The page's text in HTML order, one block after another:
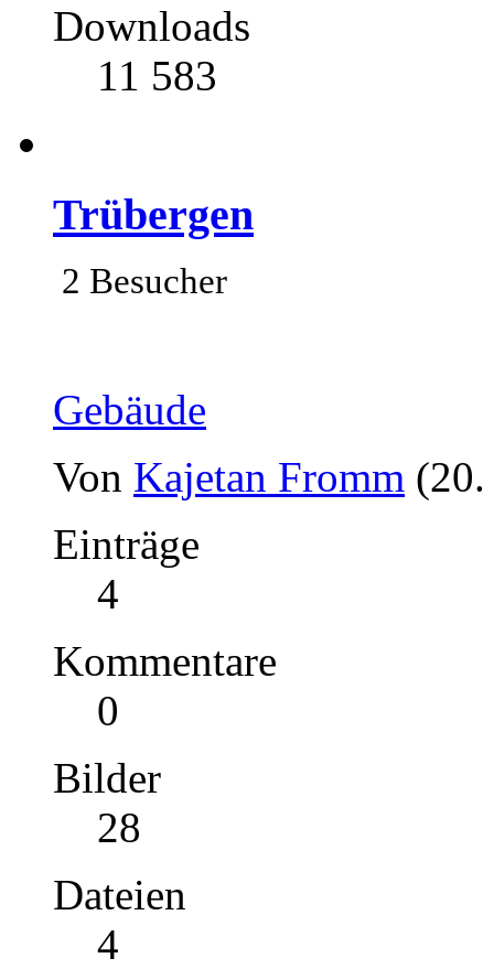
Downloads
11 583
Trübergen
2 Besucher
Gebäude
Von Kajetan Fromm
Einträge
4
Kommentare
0
Bilder
28
Dateien
4